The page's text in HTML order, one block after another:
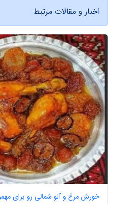
اخبار و مقالات مرتبط
خورش مرغ و آلو شمالی رو برای